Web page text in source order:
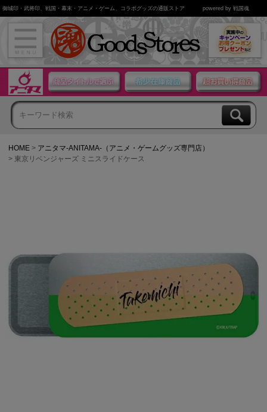
御城印・武将印、戦国・幕末・アニメ・ゲーム、コラボグッズの通販ストア powered by 戦国魂
HOME
アニタマ-ANITAMA-（アニメ・ゲームグッズ専門店）
東京リベンジャーズ ミニスライドケース